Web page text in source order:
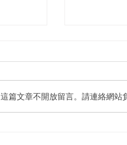
這篇文章不開放留言。請連絡網站